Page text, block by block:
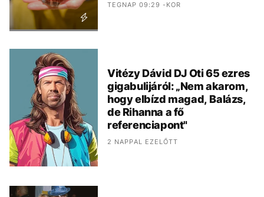
TEGNAP 09:29 -KOR
Vitézy Dávid DJ Oti 65 ezres
gigabulijáról: „Nem akarom,
hogy elbízd magad, Balázs,
de Rihanna a fő
referenciapont"
2 NAPPAL EZELŐTT